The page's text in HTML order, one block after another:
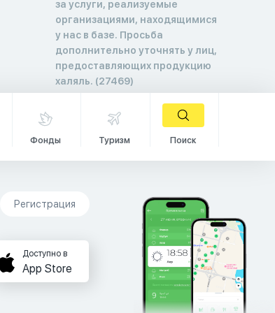
за услуги, реализуемые
организациями, находящимися
у нас в базе. Просьба
дополнительно уточнять у лиц,
предоставляющих продукцию
халяль. (27469)
Фонды Туризм Поиск
Регистрация
Доступно в
App Store